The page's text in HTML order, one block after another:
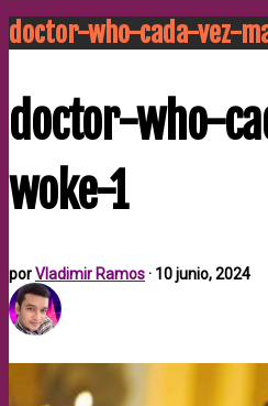
doctor-who-cada-vez-
doctor-who-
woke-1
porVladimir Ramos· 10 junio, 2024